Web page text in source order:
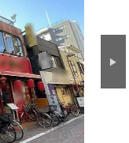
Next